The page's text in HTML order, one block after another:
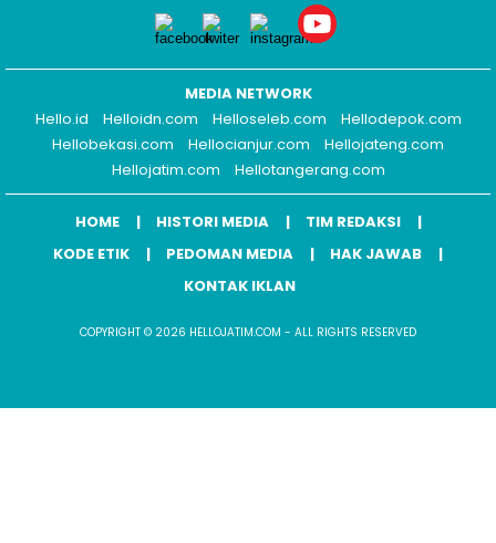
MEDIA NETWORK
Hello.id
Helloidn.com Helloseleb.com
Hellodepok.com
Hellobekasi.com
Hellocianjur.com
Hellojateng.com
Hellojatim.com
Hellotangerang.com
HOME HISTORI MEDIA
TIM REDAKSI
KODE ETIK
PEDOMAN MEDIA
HAK JAWAB
KONTAK IKLAN
COPYRIGHT © 2026 HELLOJATIM.COM - ALL RIGHTS RESERVED